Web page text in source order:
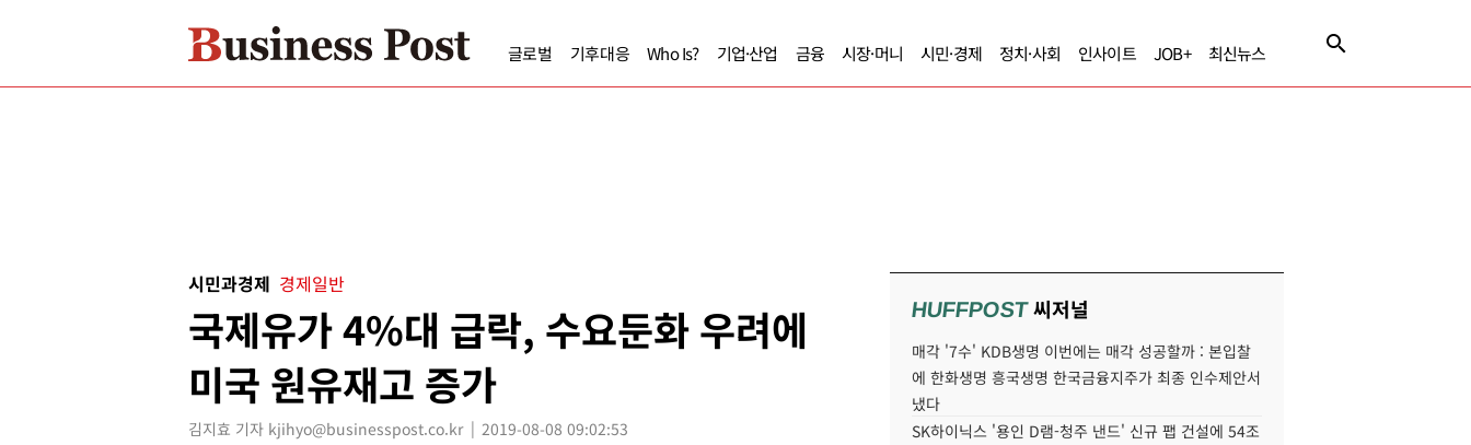
글로벌 기후대응 Who Is? 기업·산업 금융 시장·머니 시민·경제 정치·사회 인사이트 JOB+ 최신뉴스
시민과경제 경제일반
국제유가 4%대 급락, 수요둔화 우려에
미국 원유재고 증가
김지효 기자 kjihyo@businesspost.co.kr 2019-08-08 09:02:53
HUFFPOST씨저널
매각 '7수' KDB생명 이번에는 매각 성공할까 : 본입찰
에 한화생명 흥국생명 한국금융지주가 최종 인수제안서
냈다
SK하이닉스 '용인 D램-청주 낸드' 신규 팹 건설에 54조